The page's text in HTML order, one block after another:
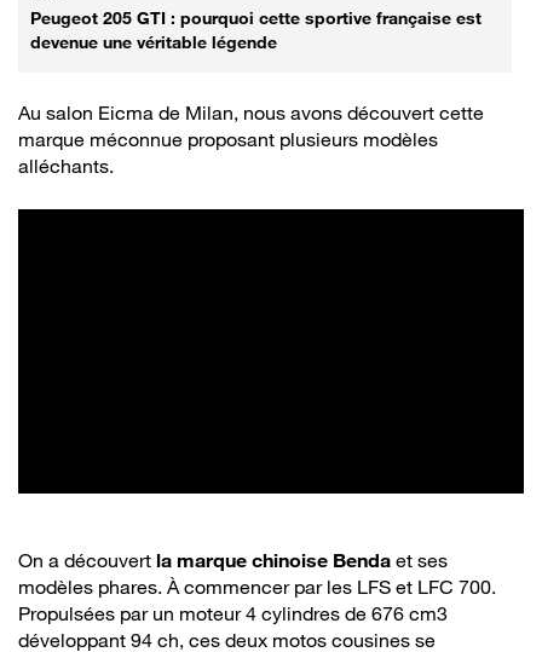
Peugeot 205 GTI : pourquoi cette sportive française est
devenue une véritable légende
Au salon Eicma de Milan, nous avons découvert cette
marque méconnue proposant plusieurs modèles
alléchants.
On a découvert la marque chinoise Benda et ses
modèles phares. À commencer par les LFS et LFC 700.
Propulsées par un moteur 4 cylindres de 676 cm3
développant 94 ch, ces deux motos cousines se